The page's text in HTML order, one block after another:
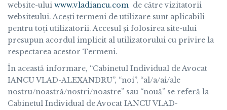
website-ului www.vladiancu.com de către vizitatorii
websiteului. Acești termeni de utilizare sunt aplicabili
pentru toṭi utilizatorii. Accesul și folosirea site-ului
presupun acordul implicit al utilizatorului cu privire la
respectarea acestor Termeni.
În această informare, “Cabinetul Individual de Avocat
IANCU VLAD-ALEXANDRU”, “noi”, “al/a/ai/ale
nostru/noastră/nostri/noastre” sau “nouă” se referă la
Cabinetul Individual de Avocat IANCU VLAD-